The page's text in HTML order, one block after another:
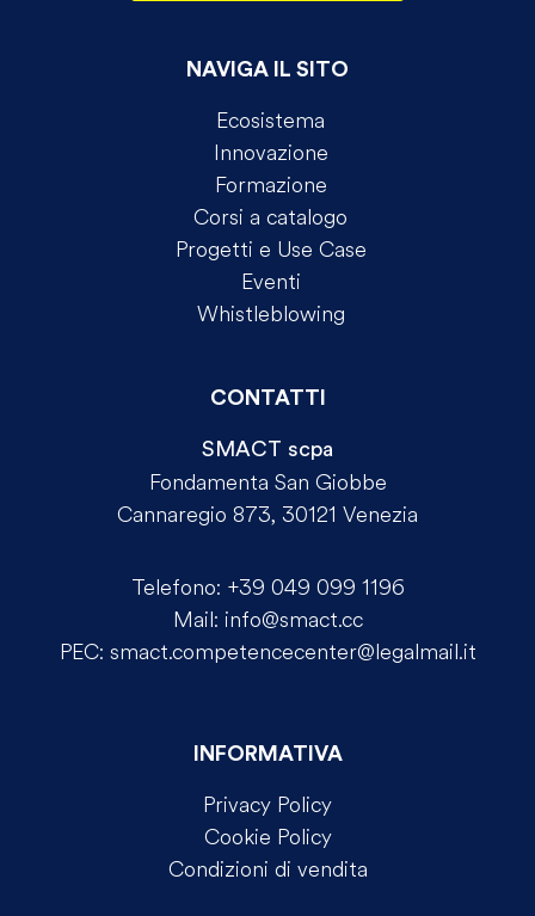
NAVIGA IL SITO
Ecosistema
Innovazione
Formazione
Corsi a catalogo
Progetti e Use Case
Eventi
Whistleblowing
CONTATTI
SMACT scpa
Fondamenta San Giobbe
Cannaregio 873, 30121 Venezia
Telefono: +39 049 099 1196
Mail: info@smact.cc
PEC: smact.competencecenter@legalmail.it
INFORMATIVA
Privacy Policy
Cookie Policy
Condizioni di vendita